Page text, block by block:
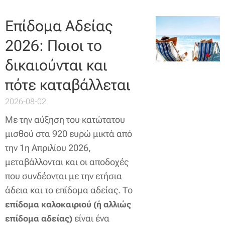
Επίδομα Αδείας
2026: Ποιοι το
δικαιούνται και
πότε καταβάλλεται
2026-08-02
Με την αύξηση του κατώτατου
μισθού στα 920 ευρώ μικτά από
την 1η Απριλίου 2026,
μεταβάλλονται και οι αποδοχές
που συνδέονται με την ετήσια
άδεια και το επίδομα αδείας. Το
επίδομα καλοκαιριού (ή αλλιώς
επίδομα αδείας) είναι ένα